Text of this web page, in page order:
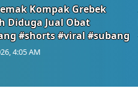
Kompak Grebek
Diduga Jual Obat
#shorts #viral #subang
4:05 AM